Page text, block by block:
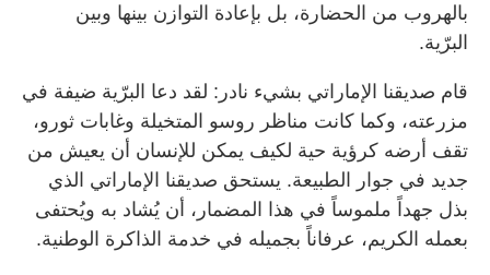
بالهروب من الحضارة، بل بإعادة التوازن بينها وبين
البرّية.
قام صديقنا الإماراتي بشيء نادر: لقد دعا البرّية ضيفة في
مزرعته، وكما كانت مناظر روسو المتخيلة وغابات ثورو،
تقف أرضه كرؤية حية لكيف يمكن للإنسان أن يعيش من
جديد في جوار الطبيعة. يستحق صديقنا الإماراتي الذي
بذل جهداً ملموساً في هذا المضمار، أن يُشاد به ويُحتفى
بعمله الكريم، عرفاناً بجميله في خدمة الذاكرة الوطنية.